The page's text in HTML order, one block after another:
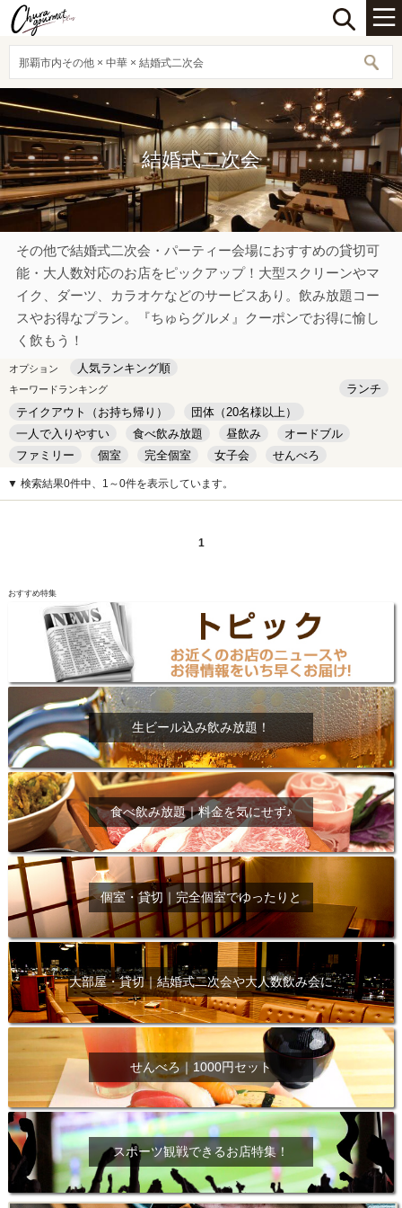
那覇市内その他 × 中華 × 結婚式二次会
結婚式二次会
その他で結婚式二次会・パーティー会場におすすめの貸切可
能・大人数対応のお店をピックアップ！大型スクリーンやマ
イク、ダーツ、カラオケなどのサービスあり。飲み放題コー
スやお得なプラン。『ちゅらグルメ』クーポンでお得に愉し
く飲もう！
オプション 人気ランキング順
キーワードランキング
ランチ
テイクアウト（お持ち帰り）
団体（20名様以上）
一人で入りやすい
食べ飲み放題 昼飲み
オードブル
ファミリー
個室 完全個室 女子会
せんべろ
キッズルーム
安い デート
▼ 検索結果0件中、1～0件を表示しています。
1
おすすめ特集
生ビール込み飲み放題！
食べ飲み放題｜料金を気にせず♪
個室・貸切｜完全個室でゆったりと
大部屋・貸切｜結婚式二次会や大人数飲み会に
せんべろ｜1000円セット
スポーツ観戦できるお店特集！